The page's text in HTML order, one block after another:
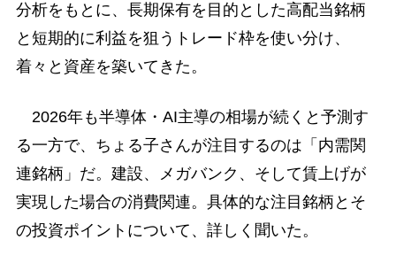
分析をもとに、長期保有を目的とした高配当銘柄
と短期的に利益を狙うトレード枠を使い分け、
着々と資産を築いてきた。
2026年も半導体・AI主導の相場が続くと予測す
る一方で、ちょる子さんが注目するのは「内需関
連銘柄」だ。建設、メガバンク、そして賃上げが
実現した場合の消費関連。具体的な注目銘柄とそ
の投資ポイントについて、詳しく聞いた。